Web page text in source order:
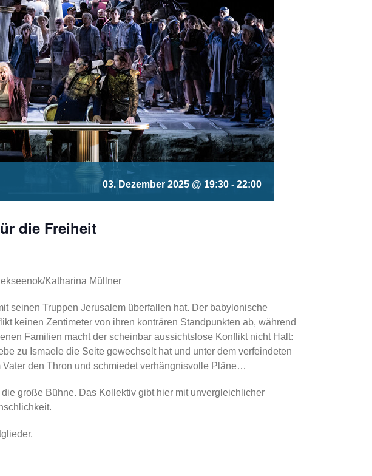
03. Dezember 2025 @ 19:30 - 22:00
die Freiheit
Katharina Müllner
seinen Truppen Jerusalem überfallen hat. Der babylonische
keinen Zentimeter von ihren konträren Standpunkten ab, während
Familien macht der scheinbar aussichtslose Konflikt nicht Halt:
zu Ismaele die Seite gewechselt hat und unter dem verfeindeten
den Thron und schmiedet verhängnisvolle Pläne…
große Bühne. Das Kollektiv gibt hier mit unvergleichlicher